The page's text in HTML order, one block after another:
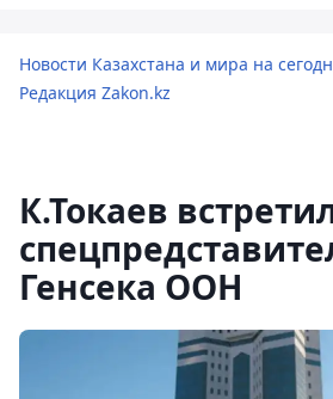
Новости Казахстана и мира на
Редакция Zakon.kz
К.Токаев
Генсека ООН